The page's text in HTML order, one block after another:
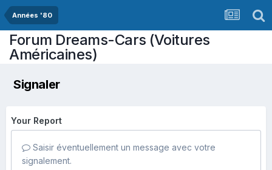
Années '80
Forum Dreams-Cars (Voitures
Américaines)
Signaler
Your Report
Saisir éventuellement un message avec votre
signalement.